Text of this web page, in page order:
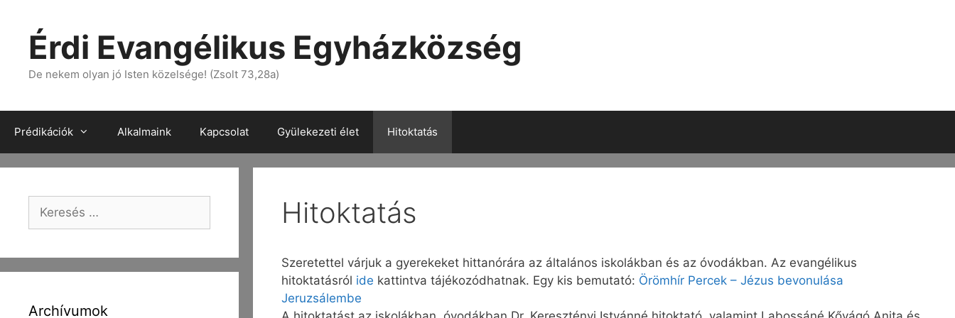
Érdi Evangélikus Egyházközség
De nekem olyan jó Isten közelsége! (Zsolt 73,28a)
Prédikációk Alkalmaink Kapcsolat Gyülekezeti élet Hitoktatás
Hitoktatás
Szeretettel várjuk a gyerekeket hittanórára az általános iskolákban és az óvodákban. Az evangélikus
hitoktatásról ide kattintva tájékozódhatnak. Egy kis bemutató: Örömhír Percek – Jézus bevonulása
Jeruzsálembe
Archívumok